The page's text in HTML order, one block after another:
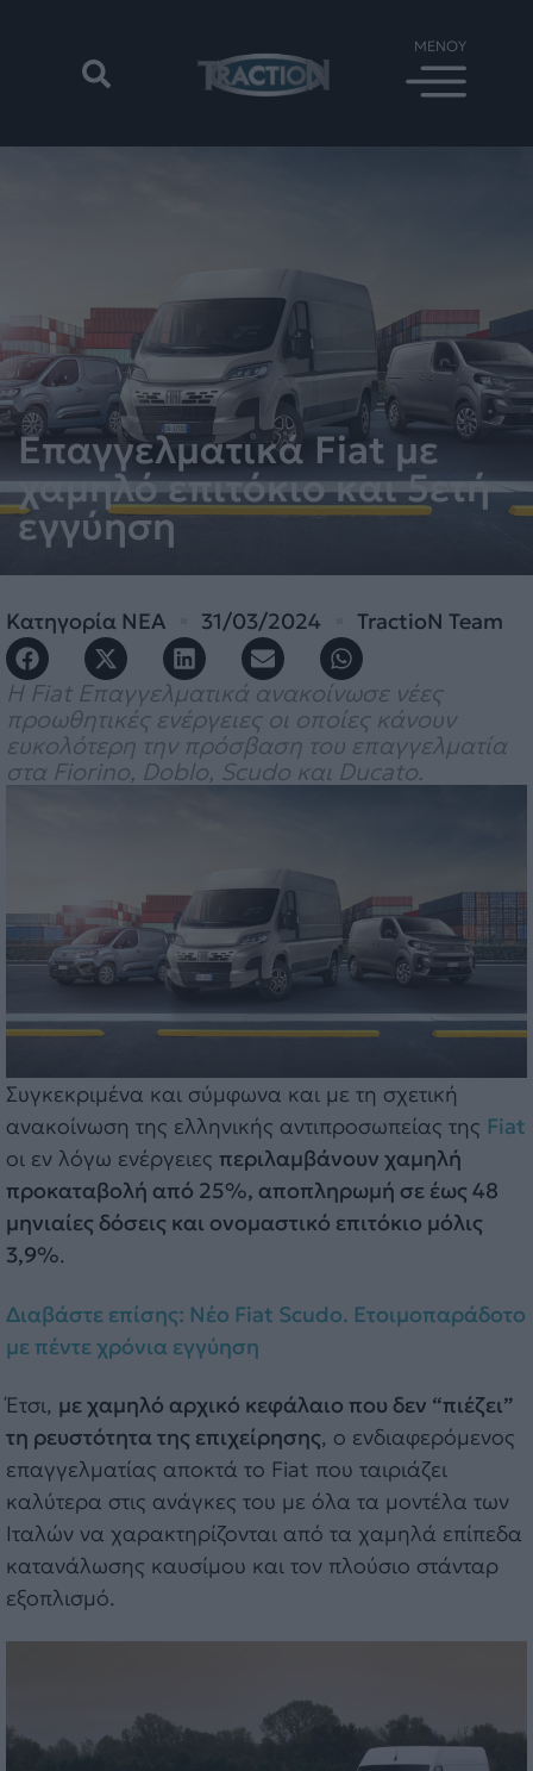
Επαγγελματικά Fiat με
χαμηλό επιτόκιο και 5ετή
εγγύηση
Κατηγορία ΝΕΑ 31/03/2024 TractioN Team
Η Fiat Επαγγελματικά ανακοίνωσε νέες
προωθητικές ενέργειες οι οποίες κάνουν
ευκολότερη την πρόσβαση του επαγγελματία
στα Fiorino, Doblo, Scudo και Ducato.
Συγκεκριμένα και σύμφωνα και με τη σχετική
ανακοίνωση της ελληνικής αντιπροσωπείας της Fiat
οι εν λόγω ενέργειες περιλαμβάνουν χαμηλή
προκαταβολή από 25%, αποπληρωμή σε έως 48
μηνιαίες δόσεις και ονομαστικό επιτόκιο μόλις
3,9%.
Διαβάστε επίσης: Νέο Fiat Scudo. Ετοιμοπαράδοτο
με πέντε χρόνια εγγύηση
Έτσι, με χαμηλό αρχικό κεφάλαιο που δεν “πιέζει”
τη ρευστότητα της επιχείρησης, ο ενδιαφερόμενος
επαγγελματίας αποκτά το Fiat που ταιριάζει
καλύτερα στις ανάγκες του με όλα τα μοντέλα των
Ιταλών να χαρακτηρίζονται από τα χαμηλά επίπεδα
κατανάλωσης καυσίμου και τον πλούσιο στάνταρ
εξοπλισμό.